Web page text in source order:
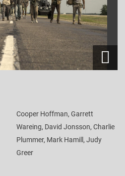
Cooper Hoffman, Garrett
Wareing, David Jonsson, Charlie
Plummer, Mark Hamill, Judy
Greer